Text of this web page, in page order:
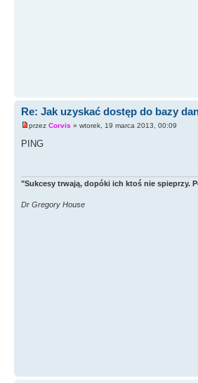
Re: Jak uzyskać dostęp do bazy
przez Corvis » wtorek, 19 marca 2013, 00:09
PING
"Sukcesy trwają, dopóki ich ktoś nie spieprzy.
Dr Gregory House